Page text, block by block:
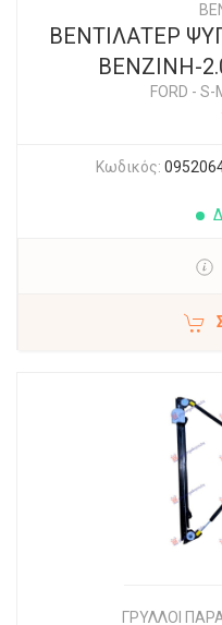
ΒΕΝΤΙΛΑΤΕΡ
ΒΕΝΖΙΝΗ-
FORD - S-
Κωδικός:
ΓΡΥΛΛΟΙ